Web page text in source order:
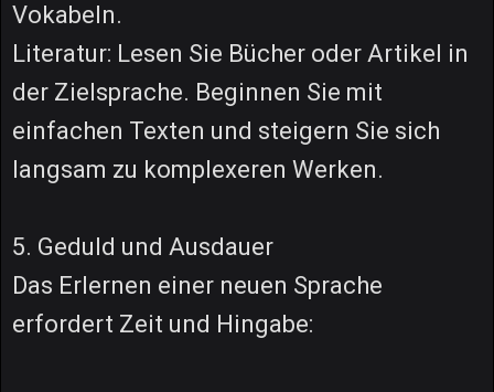
Vokabeln.
Literatur: Lesen Sie Bücher oder Artikel in
der Zielsprache. Beginnen Sie mit
einfachen Texten und steigern Sie sich
langsam zu komplexeren Werken.
5. Geduld und Ausdauer
Das Erlernen einer neuen Sprache
erfordert Zeit und Hingabe: